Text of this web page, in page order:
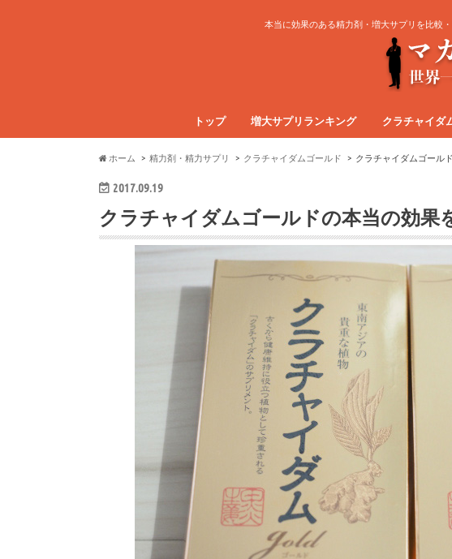
本当に効果のある精力剤・増大サプリを比較
トップ 増大サプリランキング クラチャイダ
ホーム 精力剤・精力サプリ クラチャイダムゴールド クラチャイダムゴール
2017.09.19
クラチャイダムゴールドの本当の効果